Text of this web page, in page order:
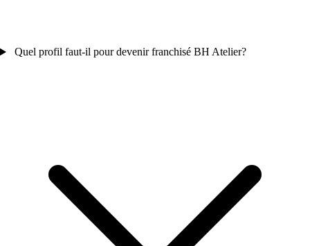
Quel profil faut-il pour devenir franchisé BH Atelier?